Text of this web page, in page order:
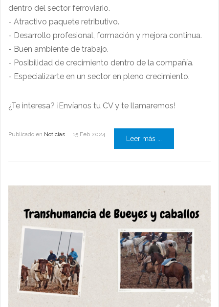
dentro del sector ferroviario.
- Atractivo paquete retributivo.
- Desarrollo profesional, formación y mejora continua.
- Buen ambiente de trabajo.
- Posibilidad de crecimiento dentro de la compañía.
- Especializarte en un sector en pleno crecimiento.
¿Te interesa? ¡Envíanos tu CV y te llamaremos!
Publicado en Noticias 15 Feb 2024
Leer más ...